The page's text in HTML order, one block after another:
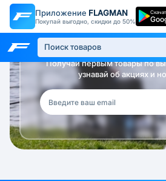
Приложение FLAGMAN
Покупай выгодно, скидки до 50%
Будь в
Получай первым товары по
узнавай об акциях и